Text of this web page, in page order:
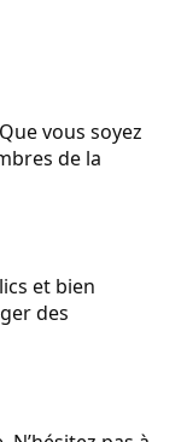
vous soyez
de la
et bien
des